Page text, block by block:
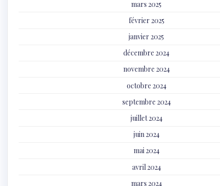
mars 2025
février 2025
janvier 2025
décembre 2024
novembre 2024
octobre 2024
septembre 2024
juillet 2024
juin 2024
mai 2024
avril 2024
mars 2024